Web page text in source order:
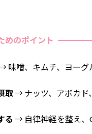
めのポイント
味噌、キムチ、ヨーグ
取→ ナッツ、アボカド
る → 自律神経を整え、